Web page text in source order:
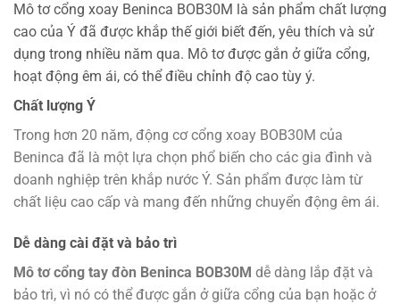
Mô tơ cổng xoay Beninca BOB30M là sản phẩm chất lượng
cao của Ý đã được khắp thế giới biết đến, yêu thích và sử
dụng trong nhiều năm qua. Mô tơ được gắn ở giữa cổng,
hoạt động êm ái, có thể điều chỉnh độ cao tùy ý.
Chất lượng Ý
Trong hơn 20 năm, động cơ cổng xoay BOB30M của
Beninca đã là một lựa chọn phổ biến cho các gia đình và
doanh nghiệp trên khắp nước Ý. Sản phẩm được làm từ
chất liệu cao cấp và mang đến những chuyển động êm ái.
Dễ dàng cài đặt và bảo trì
Mô tơ cổng tay đòn Beninca BOB30M dễ dàng lắp đặt và
bảo trì, vì nó có thể được gắn ở giữa cổng của bạn hoặc ở